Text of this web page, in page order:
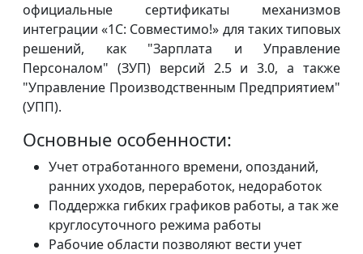
официальные сертификаты механизмов
интеграции «1С: Совместимо!» для таких типовых
решений, как "Зарплата и Управление
Персоналом" (ЗУП) версий 2.5 и 3.0, а также
"Управление Производственным Предприятием"
(УПП).
Основные особенности:
Учет отработанного времени, опозданий,
ранних уходов, переработок, недоработок
Поддержка гибких графиков работы, а так же
круглосуточного режима работы
Рабочие области позволяют вести учет